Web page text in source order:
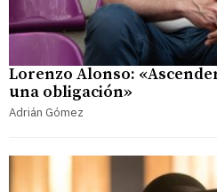
Lorenzo Alonso:
una obligación»
Adrián Gómez